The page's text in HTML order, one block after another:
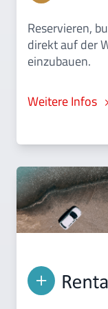
Reservieren,
direkt auf der Website. Einfach und komfortabel
einzubauen.
Weitere Infos